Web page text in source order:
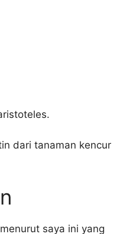
dari tanaman kencur
menurut saya ini yang